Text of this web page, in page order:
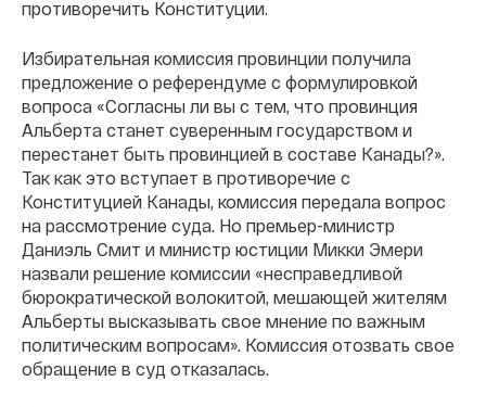
противоречить Конституции.
Избирательная комиссия провинции получила
предложение о референдуме с формулировкой
вопроса «Согласны ли вы с тем, что провинция
Альберта станет суверенным государством и
перестанет быть провинцией в составе Канады?».
Так как это вступает в противоречие с
Конституцией Канады, комиссия передала вопрос
на рассмотрение суда. Но премьер-министр
Даниэль Смит и министр юстиции Микки Эмери
назвали решение комиссии «несправедливой
бюрократической волокитой, мешающей жителям
Альберты высказывать свое мнение по важным
политическим вопросам». Комиссия отозвать свое
обращение в суд отказалась.